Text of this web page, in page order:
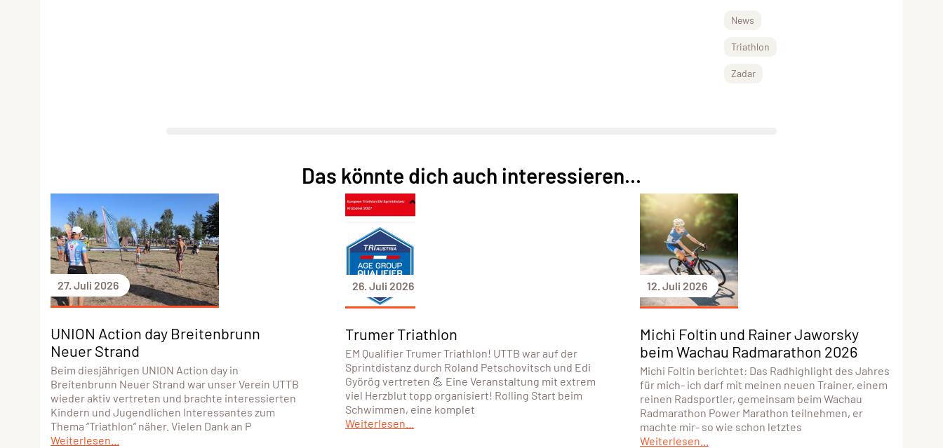
News
Triathlon
Zadar
Das könnte dich auch interessieren...
27. Juli 2026
UNION Action day Breitenbrunn
Neuer Strand
Beim diesjährigen UNION Action day in
Breitenbrunn Neuer Strand war unser Verein UTTB
wieder aktiv vertreten und brachte interessierten
Kindern und Jugendlichen Interessantes zum
Thema “Triathlon” näher. Vielen Dank an P
Weiterlesen...
26. Juli 2026
Trumer Triathlon
EM Qualifier Trumer Triathlon! UTTB war auf der
Sprintdistanz durch Roland Petschovitsch und Edi
Györög vertreten 💪 Eine Veranstaltung mit extrem
viel Herzblut topp organisiert! Rolling Start beim
Schwimmen, eine komplet
Weiterlesen...
12. Juli 2026
Michi Foltin und Rainer Jaworsky
beim Wachau Radmarathon 2026
Michi Foltin berichtet: Das Radhighlight des Jahres
für mich- ich darf mit meinen neuen Trainer, einem
reinen Radsportler, gemeinsam beim Wachau
Radmarathon Power Marathon teilnehmen, er
machte mir- so wie schon letztes
Weiterlesen...